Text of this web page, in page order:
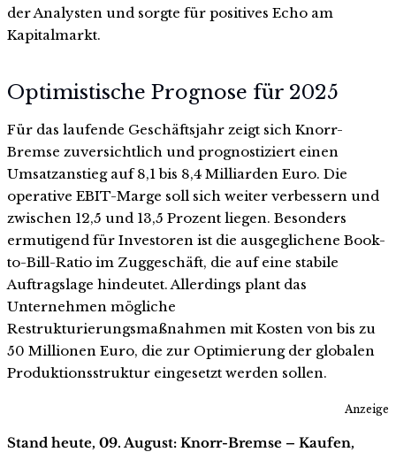
der Analysten und sorgte für positives Echo am
Kapitalmarkt.
Optimistische Prognose für 2025
Für das laufende Geschäftsjahr zeigt sich Knorr-
Bremse zuversichtlich und prognostiziert einen
Umsatzanstieg auf 8,1 bis 8,4 Milliarden Euro. Die
operative EBIT-Marge soll sich weiter verbessern und
zwischen 12,5 und 13,5 Prozent liegen. Besonders
ermutigend für Investoren ist die ausgeglichene Book-
to-Bill-Ratio im Zuggeschäft, die auf eine stabile
Auftragslage hindeutet. Allerdings plant das
Unternehmen mögliche
Restrukturierungsmaßnahmen mit Kosten von bis zu
50 Millionen Euro, die zur Optimierung der globalen
Produktionsstruktur eingesetzt werden sollen.
Anzeige
Stand heute, 09. August: Knorr-Bremse – Kaufen,